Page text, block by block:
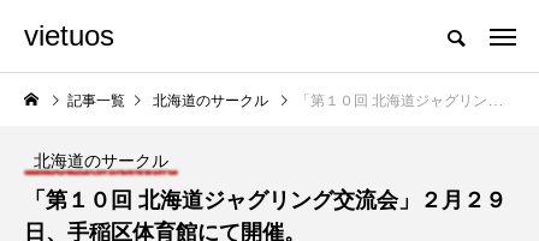
国内のジャグリング情報を収集・整理・発信するメディア
NEW POST
vietuos
記事一覧 北海道のサークル 「第１０回 北海道ジャグリング交流会」２月２９日、手稲区体育館にて開催。
北海道のサークル
「第１０回 北海道ジャグリング交流会」２月２９
日、手稲区体育館にて開催。